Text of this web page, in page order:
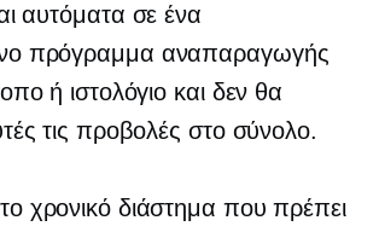
αυτόματα σε ένα
πρόγραμμα αναπαραγωγής
ή ιστολόγιο και δεν θα
τις προβολές στο σύνολο.
χρονικό διάστημα που πρέπει